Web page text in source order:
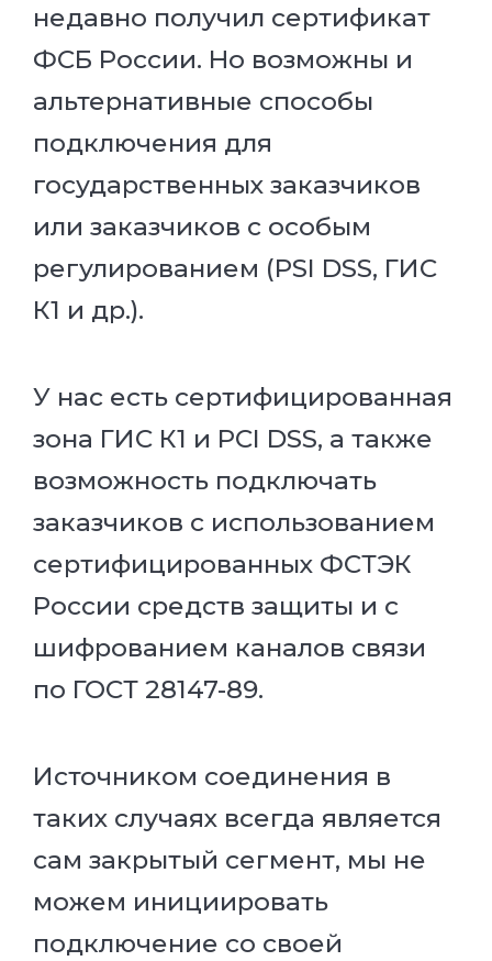
недавно получил сертификат
ФСБ России. Но возможны и
альтернативные способы
подключения для
государственных заказчиков
или заказчиков с особым
регулированием (PSI DSS, ГИС
К1 и др.).
У нас есть сертифицированная
зона ГИС К1 и PCI DSS, а также
возможность подключать
заказчиков с использованием
сертифицированных ФСТЭК
России средств защиты и с
шифрованием каналов связи
по ГОСТ 28147-89.
Источником соединения в
таких случаях всегда является
сам закрытый сегмент, мы не
можем инициировать
подключение со своей